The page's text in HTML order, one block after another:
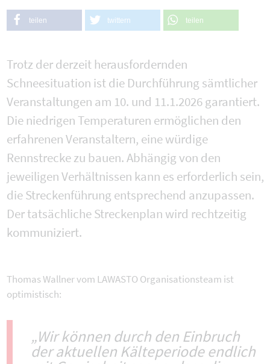
teilen twittern teilen
Trotz der derzeit herausfordernden
Schneesituation ist die Durchführung sämtlicher
Veranstaltungen am 10. und 11.1.2026 garantiert.
Die niedrigen Temperaturen ermöglichen den
erfahrenen Veranstaltern, eine würdige
Rennstrecke zu bauen. Abhängig von den
jeweiligen Verhältnissen kann es erforderlich sein,
die Streckenführung entsprechend anzupassen.
Der tatsächliche Streckenplan wird rechtzeitig
kommuniziert.
Thomas Wallner vom LAWASTO Organisationsteam ist
optimistisch:
„Wir können durch den Einbruch
der aktuellen Kälteperiode endlich